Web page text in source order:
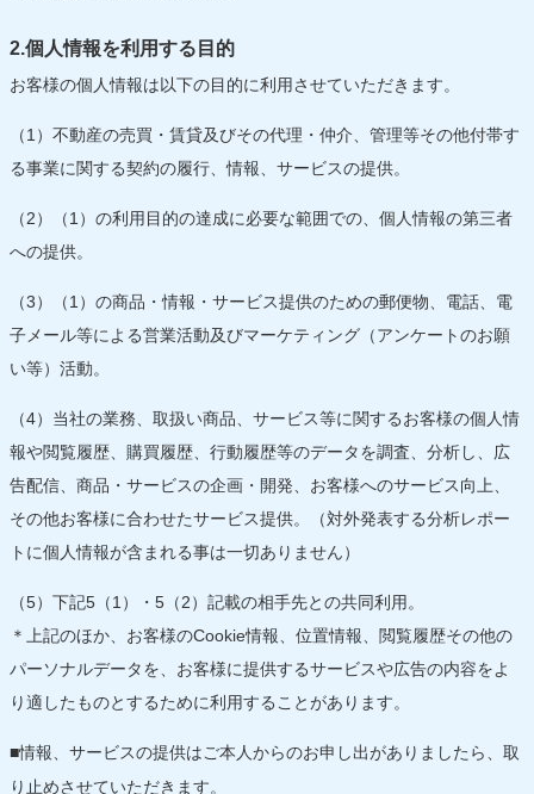
2.個人情報を利用する目的
お客様の個人情報は以下の目的に利用させていただきます。
（1）不動産の売買・賃貸及びその代理・仲介、管理等その他付帯す
る事業に関する契約の履行、情報、サービスの提供。
（2）（1）の利用目的の達成に必要な範囲での、個人情報の第三者
への提供。
（3）（1）の商品・情報・サービス提供のための郵便物、電話、電
子メール等による営業活動及びマーケティング（アンケートのお願
い等）活動。
（4）当社の業務、取扱い商品、サービス等に関するお客様の個人情
報や閲覧履歴、購買履歴、行動履歴等のデータを調査、分析し、広
告配信、商品・サービスの企画・開発、お客様へのサービス向上、
その他お客様に合わせたサービス提供。（対外発表する分析レポー
トに個人情報が含まれる事は一切ありません）
（5）下記5（1）・5（2）記載の相手先との共同利用。
＊上記のほか、お客様のCookie情報、位置情報、閲覧履歴その他の
パーソナルデータを、お客様に提供するサービスや広告の内容をよ
り適したものとするために利用することがあります。
■情報、サービスの提供はご本人からのお申し出がありましたら、取
り止めさせていただきます。